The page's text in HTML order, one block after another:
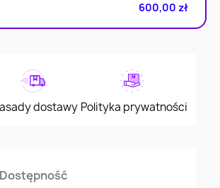
600,00 zł
dostawy Polityka prywatności
Dostępność